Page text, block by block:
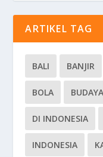
ARTIKEL TAG
BALI BANJIR
BOLA BUDAYA
DI INDONESIA
INDONESIA